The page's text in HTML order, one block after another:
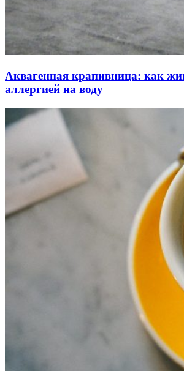
Аквагенная крапивница: как
аллергией на воду